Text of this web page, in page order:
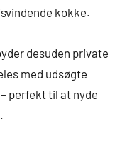
kokke.
desuden private
med udsøgte
perfekt til at nyde